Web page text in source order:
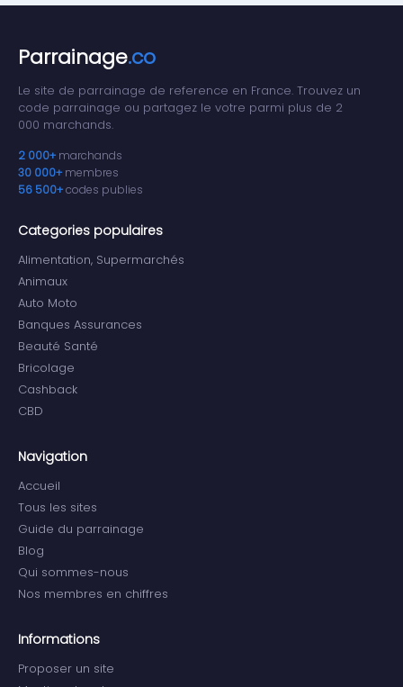
Parrainage.co
Le site de parrainage de reference en France. Trouvez un
code parrainage ou partagez le votre parmi plus de 2
000 marchands.
2 000+ marchands
30 000+ membres
56 500+codes publies
Categories populaires
Alimentation, Supermarchés
Animaux
Auto Moto
Banques Assurances
Beauté Santé
Bricolage
Cashback
CBD
Navigation
Accueil
Tous les sites
Guide du parrainage
Blog
Qui sommes-nous
Nos membres en chiffres
Informations
Proposer un site